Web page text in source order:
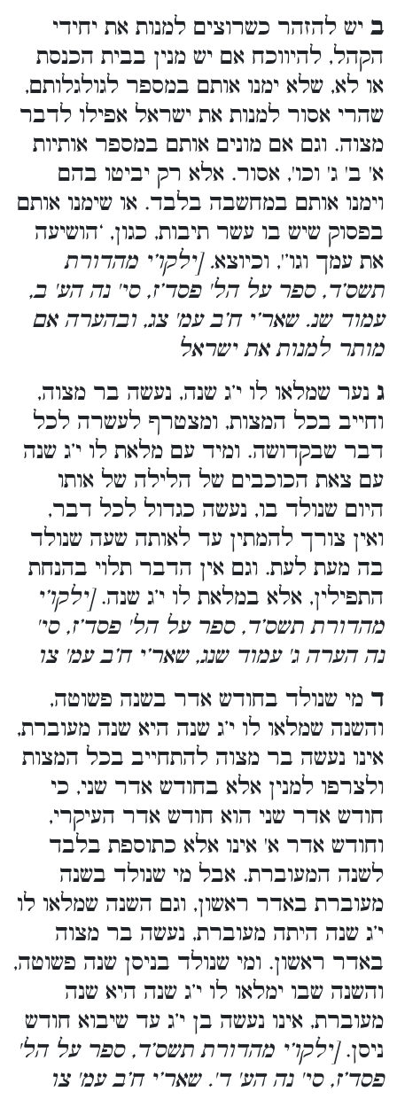
ב יש להזהר כשרוצים למנות את יחידי
הקהל, להיווכח אם יש מנין בבית הכנסת
או לא, שלא ימנו אותם במספר לגולגלותם,
שהרי אסור למנות את ישראל אפילו לדבר
מצוה. וגם אם מונים אותם במספר אותיות
א' ב' ג' וכו', אסור. אלא רק יביטו בהם
וימנו אותם במחשבה בלבד. או שימנו אותם
בפסוק שיש בו עשר תיבות, כגון, ‘הושיעה
את עמך וגו’', וכיוצא. [ילקו’י מהדורת
תשס’ד, ספר על הל' פסד’ז, סי' נה הע' ב,
עמוד שנ. שאר’י ח’ב עמ' צג, ובהערה אם
מותר למנות את ישראל
ג נער שמלאו לו י’ג שנה, נעשה בר מצוה,
וחייב בכל המצות, ומצטרף לעשרה לכל
דבר שבקדושה. ומיד עם מלאת לו י’ג שנה
עם צאת הכוכבים של הלילה של אותו
היום שנולד בו, נעשה כגדול לכל דבר,
ואין צורך להמתין עד לאותה שעה שנולד
בה מעת לעת. וגם אין הדבר תלוי בהנחת
התפילין, אלא במלאת לו י’ג שנה.[ילקו’י
מהדורת תשס’ד, ספר על הל' פסד’ז, סי'
נה הערה ג' עמוד שנג, שאר’י ח’ב עמ' צו
ד מי שנולד בחודש אדר בשנה פשוטה,
והשנה שמלאו לו י’ג שנה היא שנה מעוברת,
אינו נעשה בר מצוה להתחייב בכל המצות
ולצרפו למנין אלא בחודש אדר שני, כי
חודש אדר שני הוא חודש אדר העיקרי,
וחודש אדר א' אינו אלא כתוספת בלבד
לשנה המעוברת. אבל מי שנולד בשנה
מעוברת באדר ראשון, וגם השנה שמלאו לו
י’ג שנה היתה מעוברת, נעשה בר מצוה
באדר ראשון. ומי שנולד בניסן שנה פשוטה,
והשנה שבו ימלאו לו י’ג שנה היא שנה
מעוברת, אינו נעשה בן י’ג עד שיבוא חודש
ניסן.[ילקו’י מהדורת תשס’ד, ספר על הל'
פסד’ז, סי' נה הע' ד'. שאר’י ח’ב עמ' צו